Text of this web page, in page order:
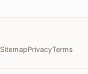
SitemapPrivacyTerms